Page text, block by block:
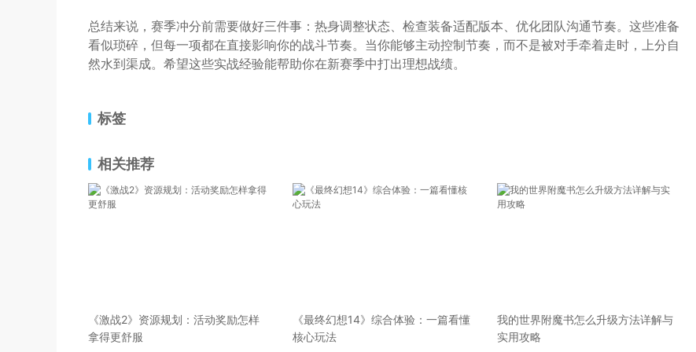
总结来说，赛季冲分前需要做好三件事：热身调整状态、检查装备适配版本、优化团队沟通节奏。这些准备
看似琐碎，但每一项都在直接影响你的战斗节奏。当你能够主动控制节奏，而不是被对手牵着走时，上分自
然水到渠成。希望这些实战经验能帮助你在新赛季中打出理想战绩。
标签
相关推荐
《激战2》资源规划：活动奖励怎样
拿得更舒服
《最终幻想14》综合体验：一篇看懂
核心玩法
我的世界附魔书怎么升级方法详解与
实用攻略